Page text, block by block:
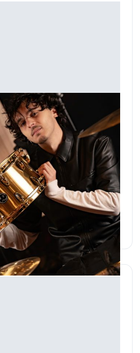
Enzo Gabert
Gabert : Skip The Use / Hoshi ...